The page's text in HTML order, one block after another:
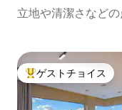
立地や清潔さなど
大好評のゲストチョ
ゲストチョイス